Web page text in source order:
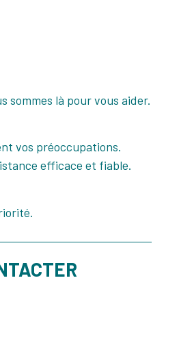
sommes là pour vous aider.
vos préoccupations.
efficace et fiable.